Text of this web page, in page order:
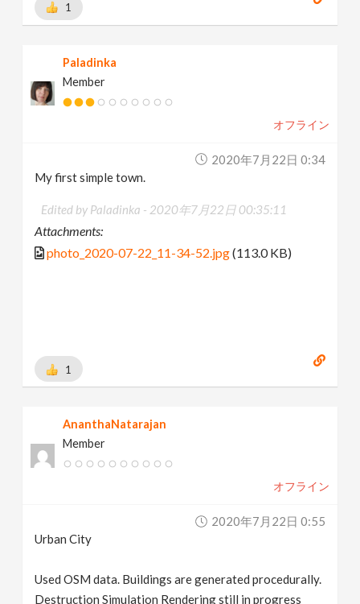
1
Paladinka
Member
オフライン
2020年7月22日 0:34
My first simple town.
Edited by Paladinka - 2020年7月22日 00:35:11
Attachments:
photo_2020-07-22_11-34-52.jpg(113.0 KB)
1
AnanthaNatarajan
Member
オフライン
2020年7月22日 0:55
Urban City
Used OSM data. Buildings are generated procedurally.
Destruction Simulation Rendering still in progress